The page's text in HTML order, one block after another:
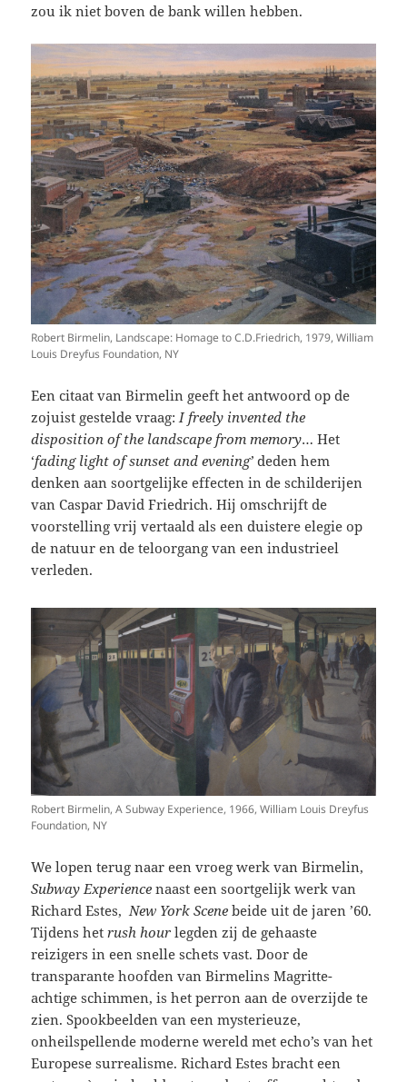
zou ik niet boven de bank willen hebben.
Robert Birmelin, Landscape: Homage to C.D.Friedrich, 1979, William
Louis Dreyfus Foundation, NY
Een citaat van Birmelin geeft het antwoord op de
zojuist gestelde vraag: I freely invented the
disposition of the landscape from memory… Het
‘fading light of sunset and evening’ deden hem
denken aan soortgelijke effecten in de schilderijen
van Caspar David Friedrich. Hij omschrijft de
voorstelling vrij vertaald als een duistere elegie op
de natuur en de teloorgang van een industrieel
verleden.
Robert Birmelin, A Subway Experience, 1966, William Louis Dreyfus
Foundation, NY
We lopen terug naar een vroeg werk van Birmelin,
Subway Experience naast een soortgelijk werk van
Richard Estes,New York Scenebeide uit de jaren ’60.
Tijdens hetrush hour legden zij de gehaaste
reizigers in een snelle schets vast. Door de
transparante hoofden van Birmelins Magritte-
achtige schimmen, is het perron aan de overzijde te
zien. Spookbeelden van een mysterieuze,
onheilspellende moderne wereld met echo’s van het
Europese surrealisme. Richard Estes bracht een